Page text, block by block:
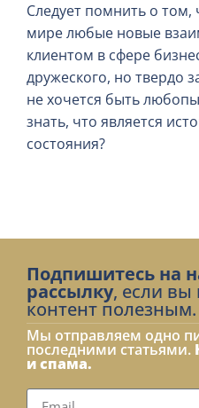
Следует помнить о
мире любые новые
клиентом в сфере
дружеского, но твердо
не хочется быть
знать, что является
состояния?
Подпишитесь на
рассылку, если вы
контент полезным.
Мы отправляем одно
последними статьями.
и спама.